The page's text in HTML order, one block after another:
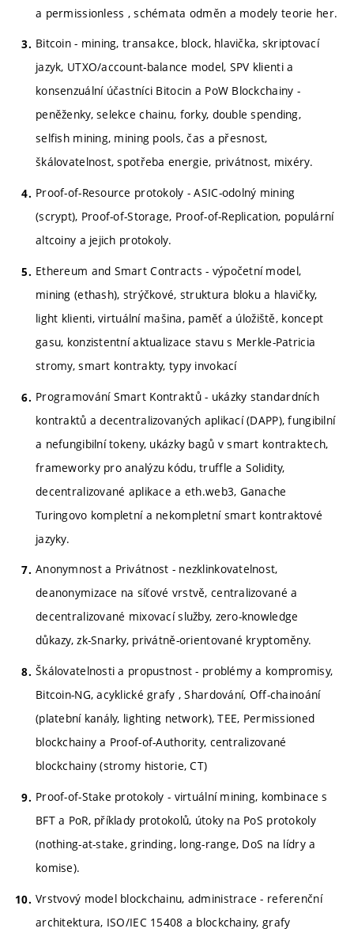
a permissionless , schémata odměn a modely teorie her.
Bitcoin - mining, transakce, block, hlavička, skriptovací
jazyk, UTXO/account-balance model, SPV klienti a
konsenzuální účastníci Bitocin a PoW Blockchainy -
peněženky, selekce chainu, forky, double spending,
selfish mining, mining pools, čas a přesnost,
škálovatelnost, spotřeba energie, privátnost, mixéry.
Proof-of-Resource protokoly - ASIC-odolný mining
(scrypt), Proof-of-Storage, Proof-of-Replication, populární
altcoiny a jejich protokoly.
Ethereum and Smart Contracts - výpočetní model,
mining (ethash), strýčkové, struktura bloku a hlavičky,
light klienti, virtuální mašina, paměť a úložiště, koncept
gasu, konzistentní aktualizace stavu s Merkle-Patricia
stromy, smart kontrakty, typy invokací
Programování Smart Kontraktů - ukázky standardních
kontraktů a decentralizovaných aplikací (DAPP), fungibilní
a nefungibilní tokeny, ukázky bagů v smart kontraktech,
frameworky pro analýzu kódu, truffle a Solidity,
decentralizované aplikace a eth.web3, Ganache
Turingovo kompletní a nekompletní smart kontraktové
jazyky.
Anonymnost a Privátnost - nezklinkovatelnost,
deanonymizace na síťové vrstvě, centralizované a
decentralizované mixovací služby, zero-knowledge
důkazy, zk-Snarky, privátně-orientované kryptoměny.
Škálovatelnosti a propustnost - problémy a kompromisy,
Bitcoin-NG, acyklické grafy , Shardování, Off-chainoání
(platební kanály, lighting network), TEE, Permissioned
blockchainy a Proof-of-Authority, centralizované
blockchainy (stromy historie, CT)
Proof-of-Stake protokoly - virtuální mining, kombinace s
BFT a PoR, příklady protokolů, útoky na PoS protokoly
(nothing-at-stake, grinding, long-range, DoS na lídry a
komise).
Vrstvový model blockchainu, administrace - referenční
architektura, ISO/IEC 15408 a blockchainy, grafy